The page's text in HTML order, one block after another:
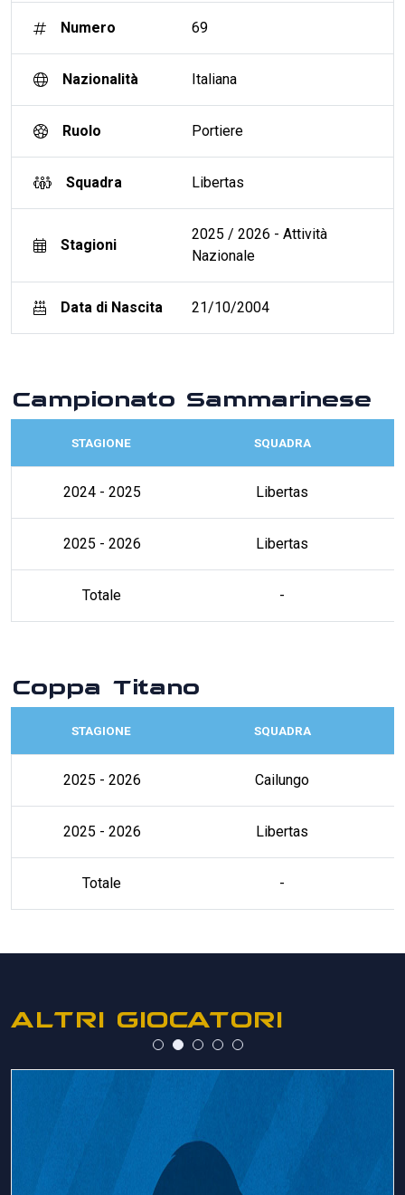
Numero 69
Nazionalità Italiana
Ruolo Portiere
Squadra Libertas
Stagioni
2025 / 2026 - Attività
Nazionale
Data di Nascita 21/10/2004
Campionato Sammarinese
STAGIONE SQUADRA
2024 - 2025 Libertas
2025 - 2026 Libertas
Totale -
Coppa Titano
STAGIONE SQUADRA
2025 - 2026 Cailungo
2025 - 2026 Libertas
Totale -
ALTRI GIOCATORI